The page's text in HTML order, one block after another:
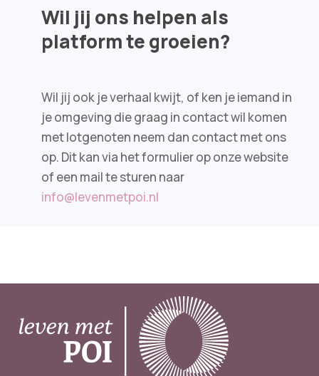
Wil jij ons helpen als
platform te groeien?
Wil jij ook je verhaal kwijt, of ken je iemand in
je omgeving die graag in contact wil komen
met lotgenoten neem dan contact met ons
op. Dit kan via het formulier op onze website
of een mail te sturen naar
info@levenmetpoi.nl